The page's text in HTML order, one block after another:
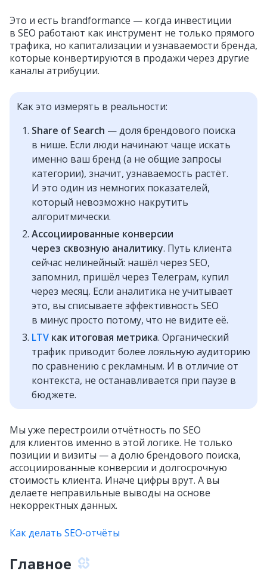
Это и есть brandformance — когда инвестиции
в SEO работают как инструмент не только прямого
трафика, но капитализации и узнаваемости бренда,
которые конвертируются в продажи через другие
каналы атрибуции.
Как это измерять в реальности:
Share of Search — доля брендового поиска
в нише. Если люди начинают чаще искать
именно ваш бренд (а не общие запросы
категории), значит, узнаваемость растёт.
И это один из немногих показателей,
который невозможно накрутить
алгоритмически.
Ассоциированные конверсии
через сквозную аналитику. Путь клиента
сейчас нелинейный: нашёл через SEO,
запомнил, пришёл через Телеграм, купил
через месяц. Если аналитика не учитывает
это, вы списываете эффективность SEO
в минус просто потому, что не видите её.
LTV как итоговая метрика. Органический
трафик приводит более лояльную аудиторию
по сравнению с рекламным. И в отличие от
контекста, не останавливается при паузе в
бюджете.
Мы уже перестроили отчётность по SEO
для клиентов именно в этой логике. Не только
позиции и визиты — а долю брендового поиска,
ассоциированные конверсии и долгосрочную
стоимость клиента. Иначе цифры врут. А вы
делаете неправильные выводы на основе
некорректных данных.
Как делать SEO‑отчёты
Главное